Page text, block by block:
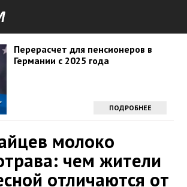
Перерасчет для пенсионеров в
Германии с 2025 года
ПОДРОБНЕЕ
молоко
чем жители
отличаются от